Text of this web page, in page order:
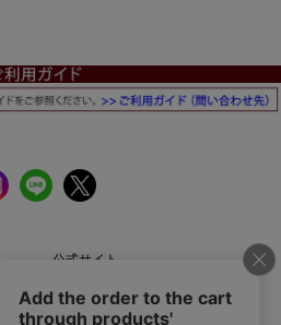
公式サイト
店舗一覧
プライバシーポリシー